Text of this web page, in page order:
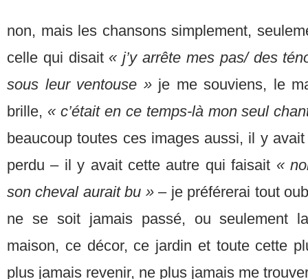
non, mais les chansons simplement,
celle qui disait « j’y arrête mes pas/ des
sous leur ventouse » je me souviens, le
brille, « c’était en ce temps-là mon seul
beaucoup toutes ces images aussi, il y
perdu – il y avait cette autre qui faisait «
son cheval aurait bu »– je préférerai tout
ne se soit jamais passé, ou seulement
maison, ce décor, ce jardin et toute cette
plus jamais revenir, ne plus jamais me